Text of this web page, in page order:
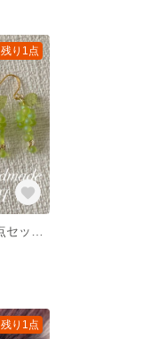
残り1点
残り1点